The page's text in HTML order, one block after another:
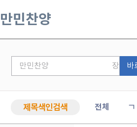
만민찬양
바
제목색인검색 전체 ㄱ